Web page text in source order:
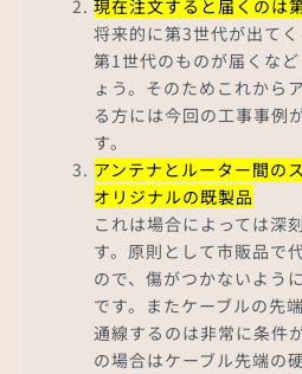
現在注文すると届くのは
将来的に第3世代が出て
第1世代のものが届くな
ょう。そのためこれから
る方には今回の工事事例
す。
アンテナとルーター間の
オリジナルの既製品
これは場合によっては深
す。原則として市販品で
ので、傷がつかないよう
です。またケーブルの先
通線するのは非常に条件
の場合はケーブル先端の